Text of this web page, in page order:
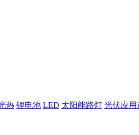
热 锂电池 LED 太阳能路灯 光伏应用